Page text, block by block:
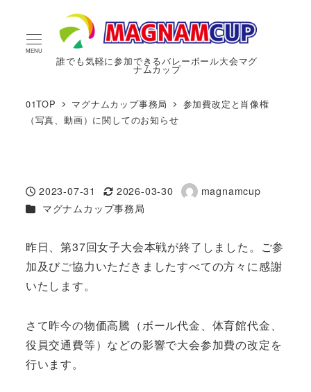
MENU
誰でも気軽に参加できるバレーボール大会マグ
ナムカップ
01TOP マグナムカップ事務局
参加費改定と肖像権
（写真、動画）に関してのお知らせ
投稿日
2023-07-31
更新日
2026-03-30
著
magnamcup
カテゴリー
マグナムカップ事務局
昨日、第37回女子大会本戦が終了しました。ご参
加及びご協力いただきましたすべての方々に感謝
いたします。
さて昨今の物価高騰（ボール代金、体育館代金、
役員交通費等）などの影響で大会参加費の改定を
行います。